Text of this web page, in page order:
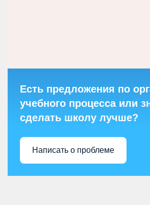
Есть предложения по
учебного процесса или
сделать школу лучше?
Написать о проблеме